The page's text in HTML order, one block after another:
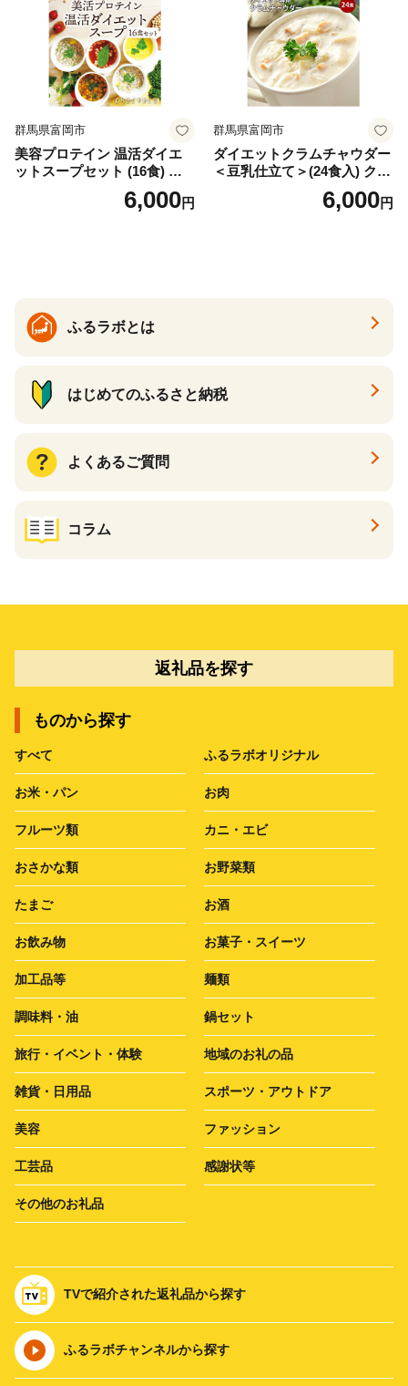
群馬県富岡市
美容プロテイン 温活ダイエ
ットスープセット (16食) 小
分け スープ 食べ比べ セット
詰合せ クラムチャウダー チ
6,000円
群馬県富岡市
ダイエットクラムチャウダー
＜豆乳仕立て＞(24食入) クラ
ムチャウダー 豆乳 ダイエッ
ト スープ プロテイン たんぱ
6,000円
ふるラボとは
はじめてのふるさと納税
よくあるご質問
コラム
返礼品を探す
ものから探す
すべて ふるラボオリジナル
お米・パン お肉
フルーツ類 カニ・エビ
おさかな類 お野菜類
たまご お酒
お飲み物 お菓子・スイーツ
加工品等 麺類
調味料・油 鍋セット
旅行・イベント・体験 地域のお礼の品
雑貨・日用品 スポーツ・アウトドア
美容 ファッション
工芸品 感謝状等
その他のお礼品
TVで紹介された返礼品から探す
ふるラボチャンネルから探す